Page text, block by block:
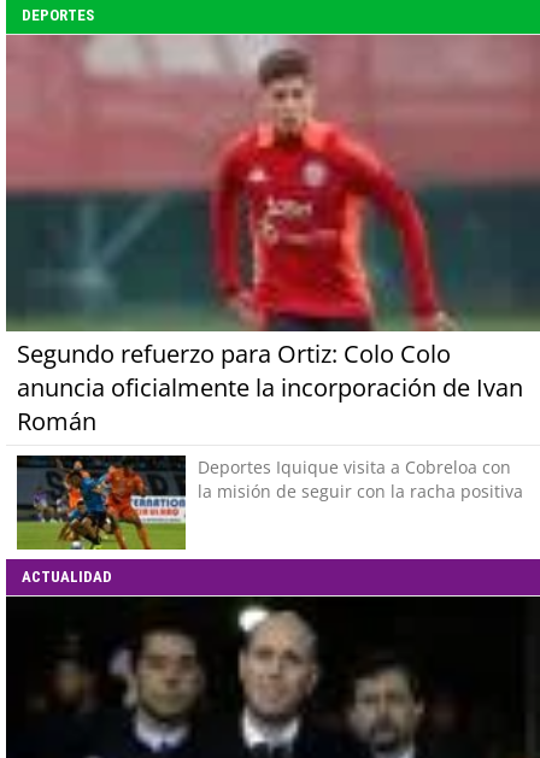
DEPORTES
Segundo refuerzo para Ortiz: Colo Colo
anuncia oficialmente la incorporación de Ivan
Román
Deportes Iquique visita a Cobreloa con
la misión de seguir con la racha positiva
ACTUALIDAD